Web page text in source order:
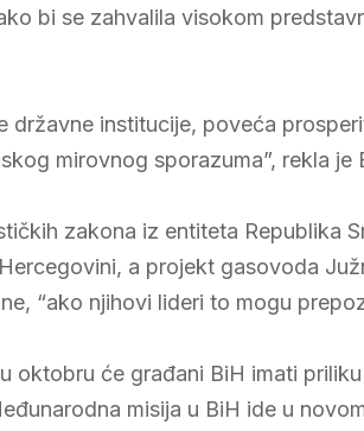
bi se zahvalila visokom
državne institucije, poveća
mirovnog sporazuma”, rekla je
zakona iz entiteta Republika
a projekt gasovoda
“ako njihovi lideri to mogu
oktobru će građani BiH imati
misija u BiH ide u